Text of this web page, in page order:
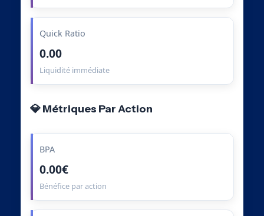
Quick Ratio
0.00
Liquidité immédiate
💎 Métriques Par Action
BPA
0.00€
Bénéfice par action